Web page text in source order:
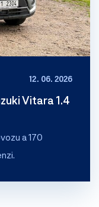
12. 06. 2026
Vitara 1.4
a 170